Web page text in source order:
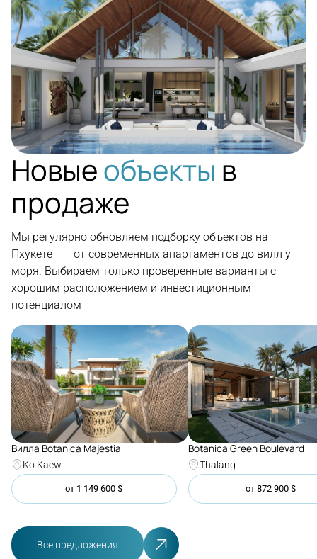
Новыеобъекты в
продаже
Мы регулярно обновляем подборку объектов на
Пхукете — от современных апартаментов до вилл у
моря. Выбираем только проверенные варианты с
хорошим расположением и инвестиционным
потенциалом
Вилла Botanica Majestia
Ko Kaew
от 1 149 600 $
Botanica Green Boulevard
Thalang
от 872 900 $
Все предложения